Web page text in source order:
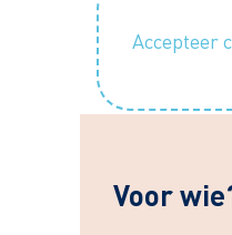
Accepteer
Voor